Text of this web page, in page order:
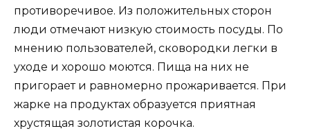
противоречивое. Из положительных сторон
люди отмечают низкую стоимость посуды. По
мнению пользователей, сковородки легки в
уходе и хорошо моются. Пища на них не
пригорает и равномерно прожаривается. При
жарке на продуктах образуется приятная
хрустящая золотистая корочка.